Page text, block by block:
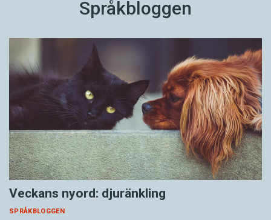
Språkbloggen
Veckans nyord: djuränkling
SPRÅKBLOGGEN